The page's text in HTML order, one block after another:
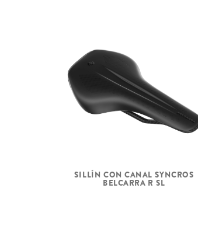
SILLÍN CON CANAL SYNCROS
BELCARRA R SL